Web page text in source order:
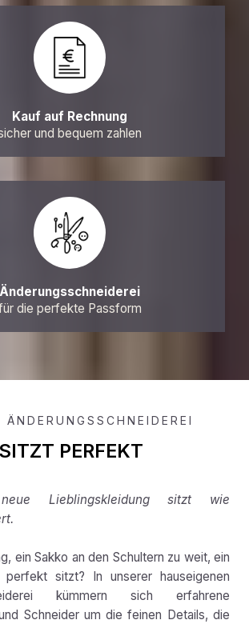
Kauf auf Rechnung
und bequem zahlen
Änderungsschneiderei
die perfekte Passform
ÄNDERUNGSSCHNEIDEREI
PERFEKT
Lieblingskleidung sitzt wie
ein Sakko an den Schultern zu weit, ein
sitzt? In unserer hauseigenen
kümmern sich erfahrene
Schneider um die feinen Details, die